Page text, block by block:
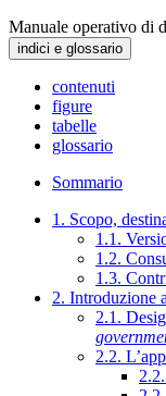
Manuale operativo di
indici e glossario
contenuti
figure
tabelle
glossario
Sommario
1. Scopo,
1.1.
1.2.
1.3.
2. Introduzione
2.1.
2.2.